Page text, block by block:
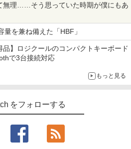
無理……そう思っていた時期が僕にもあ
量を兼ね備えた「HBF」
品】ロジクールのコンパクトキーボード
で3台接続対応
もっと見る
をフォローする